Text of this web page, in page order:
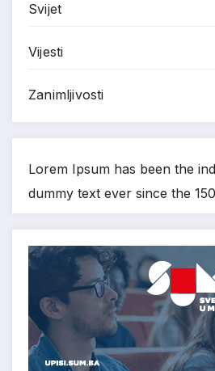
Svijet
Vijesti
Zanimljivosti
Lorem Ipsum has been the
dummy text ever since the